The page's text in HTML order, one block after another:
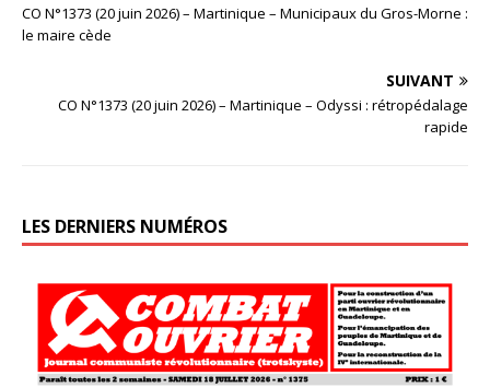
CO N°1373 (20 juin 2026) – Martinique – Municipaux du Gros-Morne :
le maire cède
SUIVANT
CO N°1373 (20 juin 2026) – Martinique – Odyssi : rétropédalage
rapide
LES DERNIERS NUMÉROS